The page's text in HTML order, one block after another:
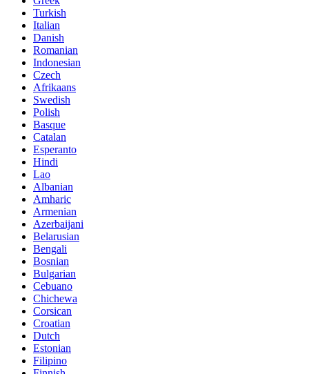
Turkish
Italian
Danish
Romanian
Indonesian
Czech
Afrikaans
Swedish
Polish
Basque
Catalan
Esperanto
Hindi
Lao
Albanian
Amharic
Armenian
Azerbaijani
Belarusian
Bengali
Bosnian
Bulgarian
Cebuano
Chichewa
Corsican
Croatian
Dutch
Estonian
Filipino